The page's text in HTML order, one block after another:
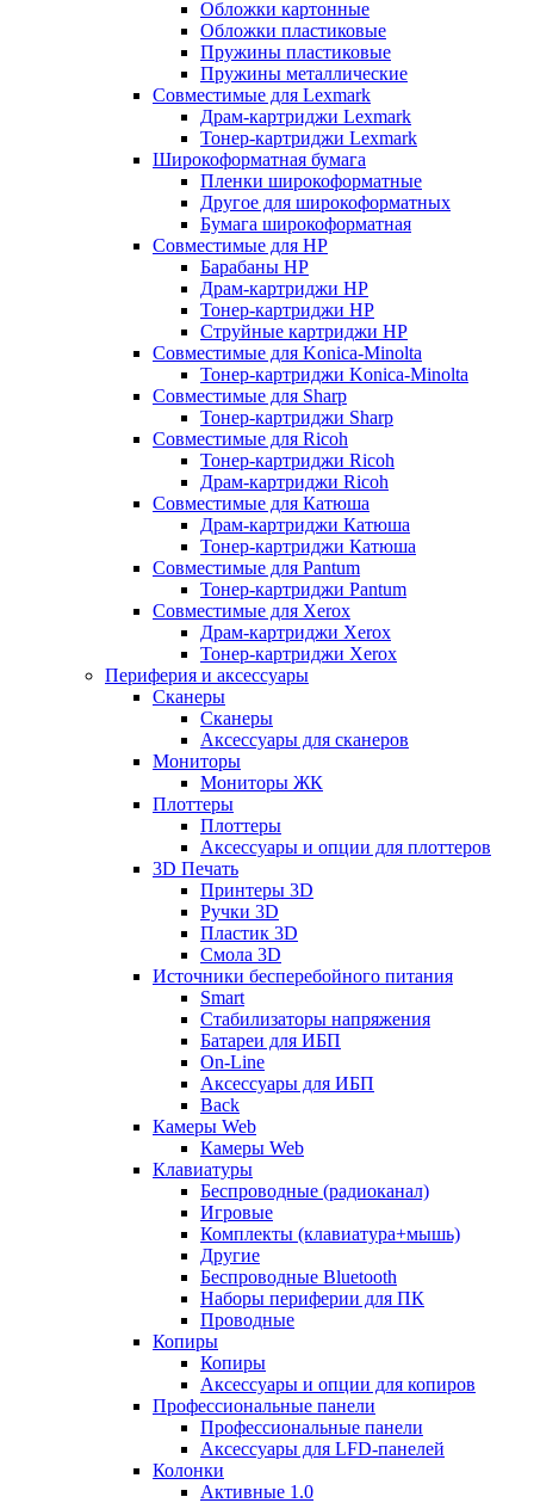
Обложки картонные
Обложки пластиковые
Пружины пластиковые
Пружины металлические
Совместимые для Lexmark
Драм-картриджи Lexmark
Тонер-картриджи Lexmark
Широкоформатная бумага
Пленки широкоформатные
Другое для широкоформатных
Бумага широкоформатная
Совместимые для HP
Барабаны HP
Драм-картриджи HP
Тонер-картриджи HP
Струйные картриджи HP
Совместимые для Konica-Minolta
Тонер-картриджи Konica-Minolta
Совместимые для Sharp
Тонер-картриджи Sharp
Совместимые для Ricoh
Тонер-картриджи Ricoh
Драм-картриджи Ricoh
Совместимые для Катюша
Драм-картриджи Катюша
Тонер-картриджи Катюша
Совместимые для Pantum
Тонер-картриджи Pantum
Совместимые для Xerox
Драм-картриджи Xerox
Тонер-картриджи Xerox
Периферия и аксессуары
Сканеры
Сканеры
Аксессуары для сканеров
Мониторы
Мониторы ЖК
Плоттеры
Плоттеры
Аксессуары и опции для плоттеров
3D Печать
Принтеры 3D
Ручки 3D
Пластик 3D
Смола 3D
Источники бесперебойного питания
Smart
Стабилизаторы напряжения
Батареи для ИБП
On-Line
Аксессуары для ИБП
Back
Камеры Web
Камеры Web
Клавиатуры
Беспроводные (радиоканал)
Игровые
Комплекты (клавиатура+мышь)
Другие
Беспроводные Bluetooth
Наборы периферии для ПК
Проводные
Копиры
Копиры
Аксессуары и опции для копиров
Профессиональные панели
Профессиональные панели
Аксессуары для LFD-панелей
Колонки
Активные 1.0